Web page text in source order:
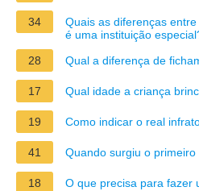
34
Quais as diferenças
é uma instituição
28
Qual a diferença de
17 Qual idade a criança
19 Como indicar o real
41 Quando surgiu o primeiro
18 O que precisa para fazer